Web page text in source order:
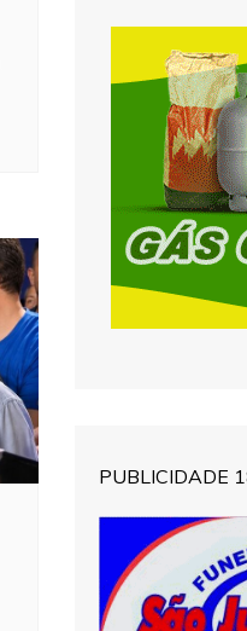
PUBLICIDADE